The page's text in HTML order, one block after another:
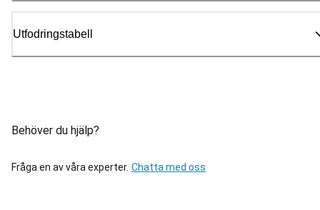
Utfodringstabell
Behöver du hjälp?
Fråga en av våra experter. Chatta med oss